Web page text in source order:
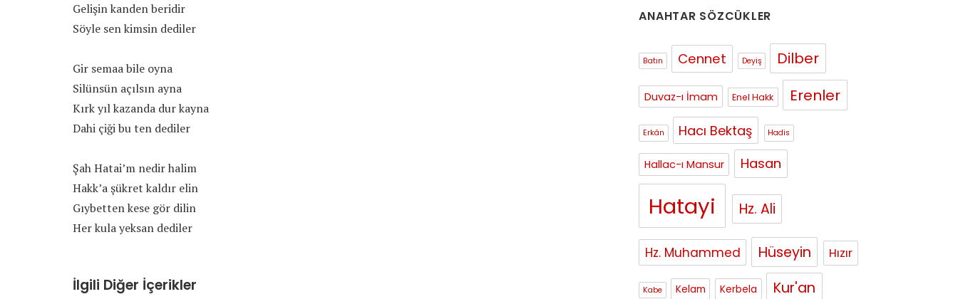
Gelişin kanden beridir
Söyle sen kimsin dediler
Gir semaa bile oyna
Silünsün açılsın ayna
Kırk yıl kazanda dur kayna
Dahi çiği bu ten dediler
Şah Hatai’m nedir halim
Hakk’a şükret kaldır elin
Gıybetten kese gör dilin
Her kula yeksan dediler
İlgili Diğer İçerikler
ANAHTAR SÖZCÜKLER
Batın Cennet Deyiş Dilber
Duvaz-ı İmam Enel Hakk Erenler
Erkân Hacı Bektaş Hadis
Hallac-ı Mansur Hasan
Hatayi Hz. Ali
Hz. Muhammed Hüseyin Hızır
Kabe Kelam Kerbela
Kur'an